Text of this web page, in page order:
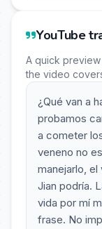
YouTube
A quick
the video
¿Qué van a
probamos
a cometer
veneno no
manejarlo,
Jian podría.
vida por mí
frase. No